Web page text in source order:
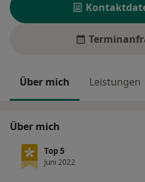
Über mich Leistungen
Über mich
Top 5
Juni 2022